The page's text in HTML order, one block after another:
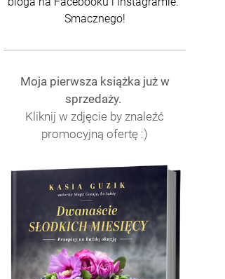
Smacznego!
Moja pierwsza książka już w
sprzedaży.
Kliknij w zdjęcie by znaleźć
promocyjną ofertę :)